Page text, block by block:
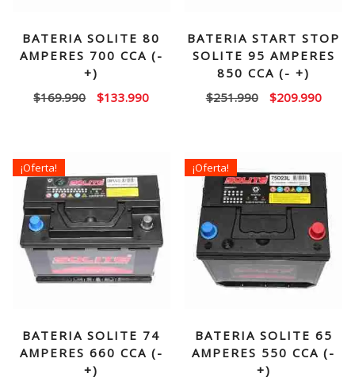
BATERIA SOLITE 80
AMPERES 700 CCA (-
+)
$169.990
El
$169.990.
$133.990El
$133.990.
BATERIA START STOP
SOLITE 95 AMPERES
850 CCA (- +)
$251.990
El
$251.990.
$209.990El
¡Oferta!
BATERIA SOLITE 74
AMPERES 660 CCA (-
+)
¡Oferta!
BATERIA SOLITE 65
AMPERES 550 CCA (-
+)